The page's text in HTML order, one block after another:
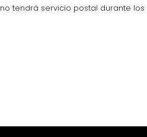
tendrá servicio postal durante